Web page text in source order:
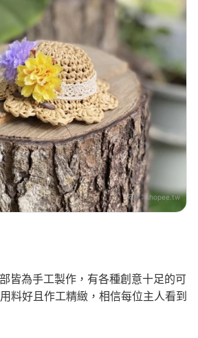
來源： shopee.tw
皆為手工製作，有各種創意十足的可
料好且作工精緻，相信每位主人看到